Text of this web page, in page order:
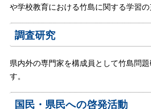
や学校教育における竹島に関する学習
調査研究
県内外の専門家を構成員として竹島問
す。
国民・県民への啓発活動